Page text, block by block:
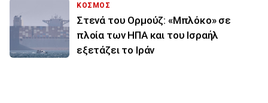
ΚΟΣΜΟΣ
Στενά του Ορμούζ: «Μπλόκο» σε
πλοία των ΗΠΑ και του Ισραήλ
εξετάζει το Ιράν